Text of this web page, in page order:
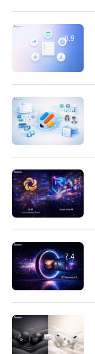
8.9
8.6
7.4